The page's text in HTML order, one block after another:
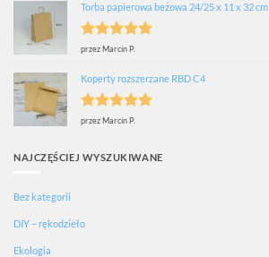
Torba papierowa beżowa 24/25 x 11 x 32 cm
Oceniono
przez Marcin P.
Koperty rozszerzane RBD C4
Oceniono
przez Marcin P.
NAJCZĘŚCIEJ WYSZUKIWANE
Bez kategorii
DIY – rękodzieło
Ekologia